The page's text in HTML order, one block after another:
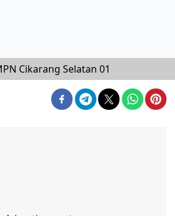
Cikarang Selatan 01